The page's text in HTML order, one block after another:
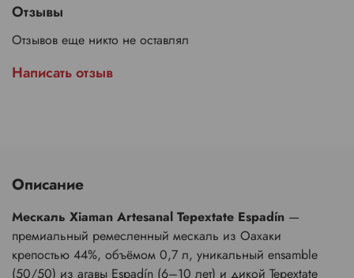
Отзывы
Отзывов еще никто не оставлял
Написать отзыв
Описание
Мескаль Xiaman Artesanal Tepextate Espadín —
премиальный ремесленный мескаль из Оахаки
крепостью 44%, объёмом 0,7 л, уникальный ensamble
(50/50) из агавы Espadín (6–10 лет) и дикой Tepextate